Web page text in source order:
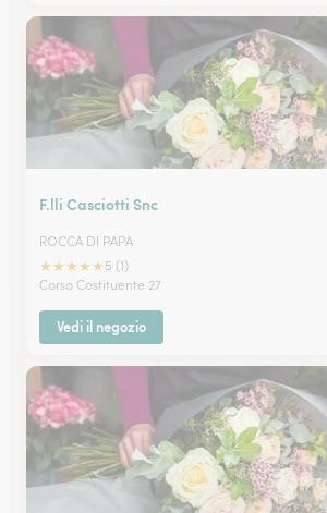
F.lli Casciotti Snc
ROCCA DI PAPA
★★★★★ 5 (1)
Corso Costituente 27
Vedi il negozio